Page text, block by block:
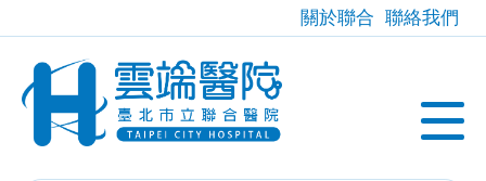
關於聯合 聯絡我們